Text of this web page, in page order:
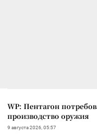
WP: Пентагон
производство оружия
9 августа 2026, 05:57